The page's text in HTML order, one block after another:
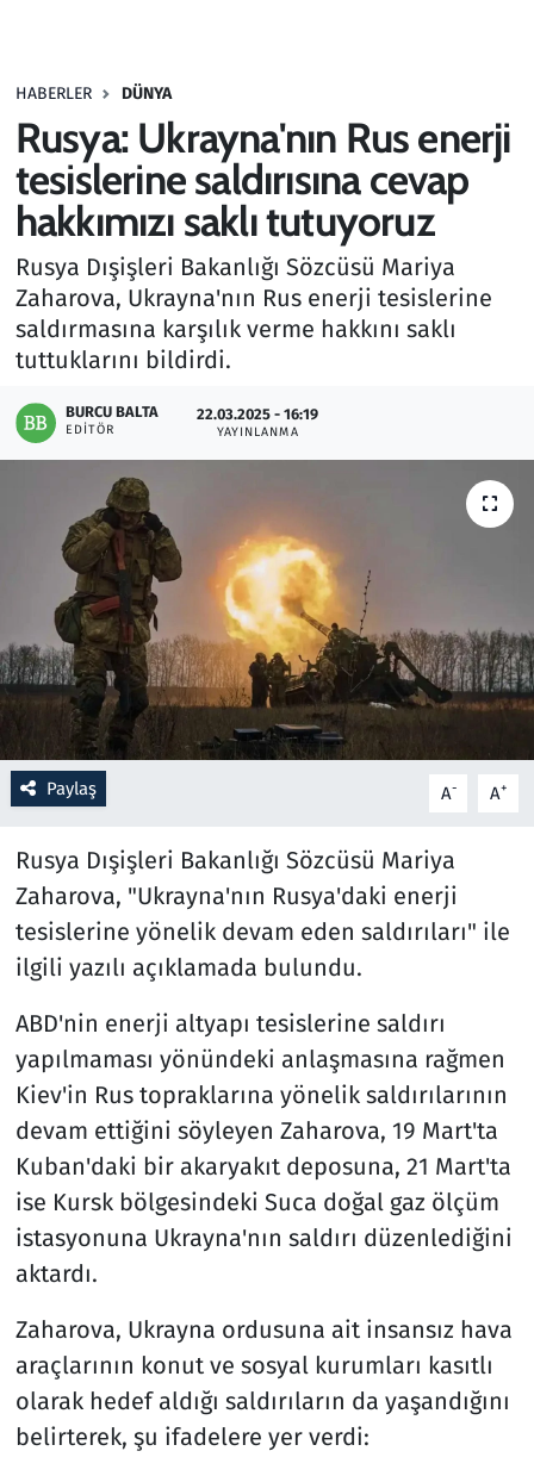
HABERLER DÜNYA
Rusya: Ukrayna'nın Rus enerji
tesislerine saldırısına cevap
hakkımızı saklı tutuyoruz
Rusya Dışişleri Bakanlığı Sözcüsü Mariya
Zaharova, Ukrayna'nın Rus enerji tesislerine
saldırmasına karşılık verme hakkını saklı
tuttuklarını bildirdi.
BURCU BALTA
EDITÖR
22.03.2025 - 16:19
YAYINLANMA
Paylaş A- A+
Rusya Dışişleri Bakanlığı Sözcüsü Mariya
Zaharova, "Ukrayna'nın Rusya'daki enerji
tesislerine yönelik devam eden saldırıları" ile
ilgili yazılı açıklamada bulundu.
ABD'nin enerji altyapı tesislerine saldırı
yapılmaması yönündeki anlaşmasına rağmen
Kiev'in Rus topraklarına yönelik saldırılarının
devam ettiğini söyleyen Zaharova, 19 Mart'ta
Kuban'daki bir akaryakıt deposuna, 21 Mart'ta
ise Kursk bölgesindeki Suca doğal gaz ölçüm
istasyonuna Ukrayna'nın saldırı düzenlediğini
aktardı.
Zaharova, Ukrayna ordusuna ait insansız hava
araçlarının konut ve sosyal kurumları kasıtlı
olarak hedef aldığı saldırıların da yaşandığını
belirterek, şu ifadelere yer verdi:
Haber
Kültür Sanat
Kurumsal Haberler
Lezzet Durağı
Memur ve Kamu
Otomobil
Oyun
Ramazan
Resmi İlanlar
Rüya Tabirleri
Sağlık
Savunma Sanayi
Spor
Teknoloji ve Bilim
Televizyon